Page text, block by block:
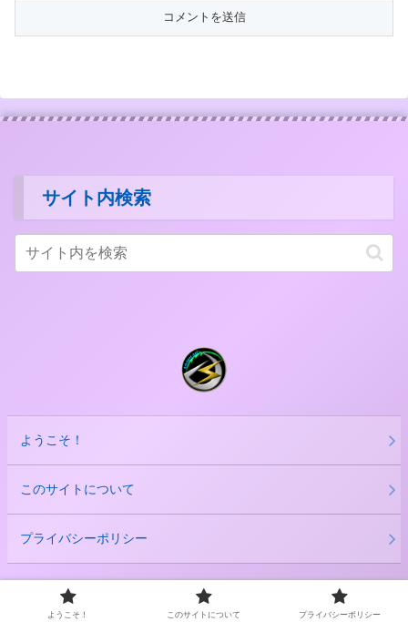
サイト内検索
ようこそ！
このサイトについて
プライバシーポリシー
Copyright © 2020-2026 だーくすりいぱ All Rights Reserved.
ようこそ！ このサイトについて プライバシーポリシー